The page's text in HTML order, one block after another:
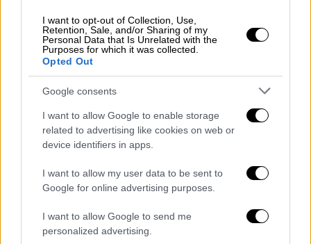
I want to opt-out of Collection, Use,
Retention, Sale, and/or Sharing of my
Personal Data that Is Unrelated with the
Purposes for which it was collected.
Opted Out
Google consents
I want to allow Google to enable storage
related to advertising like cookies on web or
device identifiers in apps.
I want to allow my user data to be sent to
Google for online advertising purposes.
I want to allow Google to send me
personalized advertising.
Κύριοι δικαιούχοιτου προγράμματοςείναι
άτομα με ποσοστό αναπηρίας άνω του 67%
Η επιλογή της συγκεκριμένης ομάδας έγινε
με γνώμονα την ανάγκη τους για τεχνολογικά
προηγμένες συσκευές, οι οποίες
ενσωματώνουν εξειδικευμένα εργαλεία
προσβασιμότητας .
Για την αποφυγή της ταλαιπωρίας των
πολιτών, ολόκληρος ο μηχανισμός του
προγράμματος θα «τρέξει» ψηφιακά:
Δηλαδή, η επιβεβαίωση των στοιχείων και